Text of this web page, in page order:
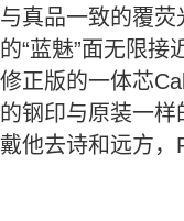
与真品一致的覆
的“蓝魅”面无限接
修正版的一体芯
的钢印与原装一
戴他去诗和远方，